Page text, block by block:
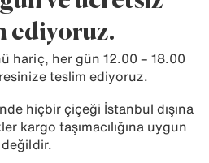
ediyoruz.
hariç, her gün 12.00 – 18.00
teslim ediyoruz.
hiçbir çiçeği İstanbul dışına
kargo taşımacılığına uygun
değildir.